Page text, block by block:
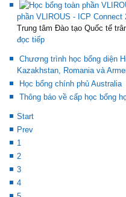
phần VLIROUS - ICP Connect
Trung tâm Đào tạo Quốc tế
đọc tiếp
Chương trình học bổng diện
Kazakhstan, Romania và
Học bổng chính phủ Australia
Thông báo về cấp học bổng
Start
Prev
1
2
3
4